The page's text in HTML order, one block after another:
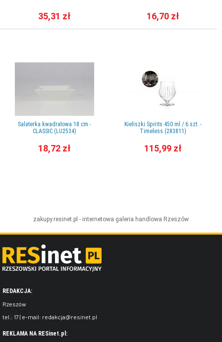
35,31 zł
Salaterka kwadratowa 18 cm -
CLASSIC (LU2534)
18,72 zł
16,70 zł
Kieliszki Spirits 450 ml / 6 szt. -
Timeless (283811)
115,99 zł
zakupy.resinet.pl - internetowa galeria handlowa Rzeszów
REDAKCJA:
Rzeszów
tel.: 17 | e-mail: redakcja@resinet.pl
REKLAMA NA RESinet.pl: